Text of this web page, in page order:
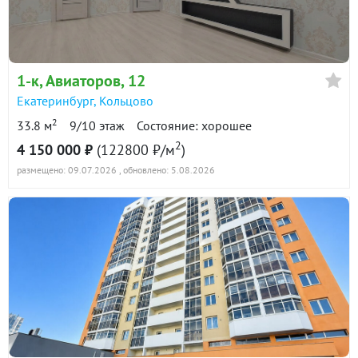
в продаже
1-к, Авиаторов, 12
Екатеринбург, Кольцово
33.8 м2 9/10 этаж Состояние: хорошее
4 150 000 ₽ (122800 ₽/м2)
размещено: 09.07.2026 , обновлено: 5.08.2026